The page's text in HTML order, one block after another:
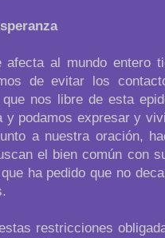
afecta al mundo entero
de evitar los
nos libre de esta
y podamos expresar y
a nuestra oración,
el bien común con
ha pedido que no
restricciones